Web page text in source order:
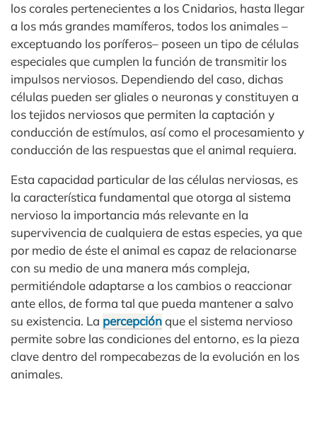
los corales pertenecientes a los Cnidarios, hasta llegar
a los más grandes mamíferos, todos los animales –
exceptuando los poríferos– poseen un tipo de células
especiales que cumplen la función de transmitir los
impulsos nerviosos. Dependiendo del caso, dichas
células pueden ser gliales o neuronas y constituyen a
los tejidos nerviosos que permiten la captación y
conducción de estímulos, así como el procesamiento y
conducción de las respuestas que el animal requiera.
Esta capacidad particular de las células nerviosas, es
la característica fundamental que otorga al sistema
nervioso la importancia más relevante en la
supervivencia de cualquiera de estas especies, ya que
por medio de éste el animal es capaz de relacionarse
con su medio de una manera más compleja,
permitiéndole adaptarse a los cambios o reaccionar
ante ellos, de forma tal que pueda mantener a salvo
su existencia. La percepciónque el sistema nervioso
permite sobre las condiciones del entorno, es la pieza
clave dentro del rompecabezas de la evolución en los
animales.